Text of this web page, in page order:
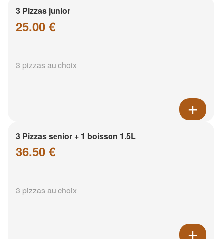
3 Pizzas junior
25.00 €
3 pizzas au choix
3 Pizzas senior + 1 boisson 1.5L
36.50 €
3 pizzas au choix